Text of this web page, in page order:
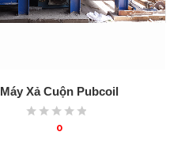
Máy Xả Cuộn Pubcoil
0